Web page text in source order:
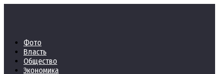
Фото
Власть
Общество
Экономика